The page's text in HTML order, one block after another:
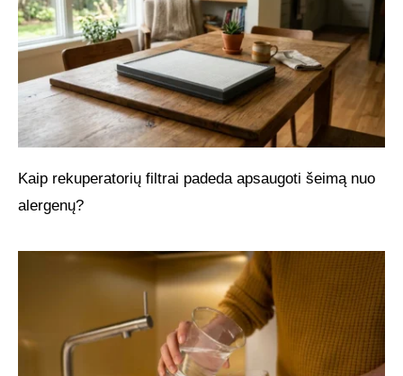
Kaip rekuperatorių filtrai padeda apsaugoti šeimą nuo
alergenų?